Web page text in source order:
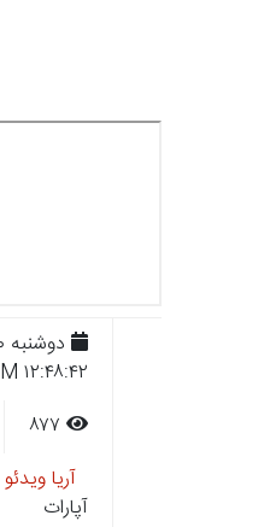
۱۲:۴۸:۴۲ PM
آریا ویدئو
آپارات